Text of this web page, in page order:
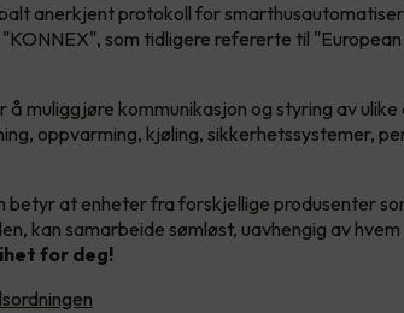
anerkjent protokoll for
som tidligere refererte til
muliggjøre kommunikasjon og styring av
oppvarming, kjøling, sikkerhetssystemer,
betyr at enheter fra forskjellige produsenter
kan samarbeide sømløst, uavhengig av hvem
for deg!